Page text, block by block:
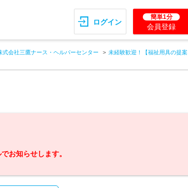
ログイン
簡単1分
会員登録
式会社三鷹ナース・ヘルパーセンター
未経験歓迎！【福祉用具の提案
お知らせします。